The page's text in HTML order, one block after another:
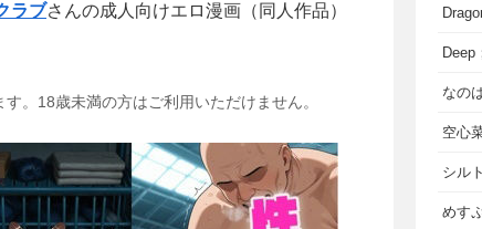
ラブさんの成人向けエロ漫画（同人作品）
。18歳未満の方はご利用いただけません。
Deep
なの
空心
シル
めす